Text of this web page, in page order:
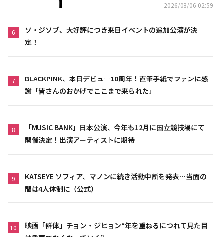
2026/08/06 02:59
6
ソ・ジソブ、大好評につき来日イベントの追加公演が決
定！
7
BLACKPINK、本日デビュー10周年！直筆手紙でファンに感
謝「皆さんのおかげでここまで来られた」
8
「MUSIC BANK」日本公演、今年も12月に国立競技場にて
開催決定！出演アーティストに期待
9
KATSEYE ソフィア、マノンに続き活動中断を発表…当面の
間は4人体制に（公式）
10
映画「群体」チョン・ジヒョン“年を重ねるにつれて見た目